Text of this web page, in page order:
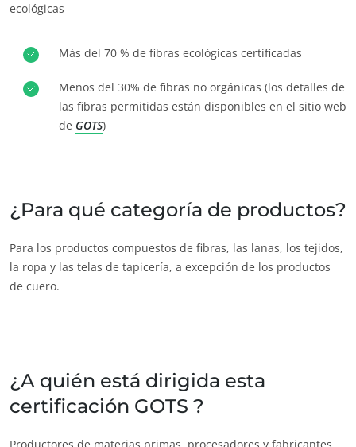
NUESTROS COMPROMISOS RSE
Actuar a través de nuestros servicios
Comprometerse con nuestro medio ambiente
Innovar con nuestro ecosistema
ecológicas
Más del 70 % de fibras ecológicas certificadas
Menos del 30% de fibras no orgánicas (los detalles de
las fibras permitidas están disponibles en el sitio web
de GOTS)
¿Para qué categoría de productos?
Para los productos compuestos de fibras, las lanas, los tejidos,
la ropa y las telas de tapicería, a excepción de los productos
de cuero.
¿A quién está dirigida esta
certificación GOTS ?